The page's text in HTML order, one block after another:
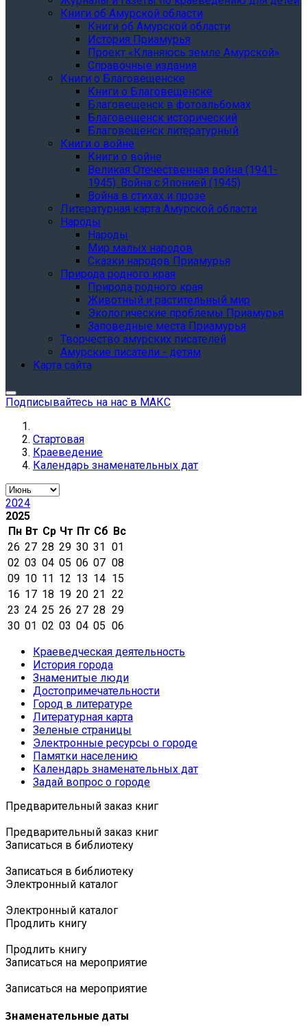
Книги об Амурской области
Книги об Амурской области
История Приамурья
Проект «Кланяюсь земле Амурской»
Справочные издания
Книги о Благовещенске
Книги о Благовещенске
Благовещенск в фотоальбомах
Благовещенск исторический
Благовещенск литературный
Книги о войне
Книги о войне
Великая Отечественная война (1941-
1945). Война с Японией (1945)
Война в стихах и прозе
Литературная карта Амурской области
Народы
Народы
Мир малых народов
Сказки народов Приамурья
Природа родного края
Природа родного края
Животный и растительный мир
Экологические проблемы Приамурья
Заповедные места Приамурья
Творчество амурских писателей
Амурские писатели - детям
Карта сайта
Подписывайтесь на нас в МАКС
Стартовая
Краеведение
Календарь знаменательных дат
2024
2025
Пн Вт Ср Чт Пт Сб Вс
26 27 28 29 30 31 01
02 03 04 05 06 07 08
09 10 11 12 13 14 15
16 17 18 19 20 21 22
23 24 25 26 27 28 29
30 01 02 03 04 05 06
Краеведческая деятельность
История города
Знаменитые люди
Достопримечательности
Город в литературе
Литературная карта
Зеленые страницы
Электронные ресурсы о городе
Памятки населению
Календарь знаменательных дат
Задай вопрос о городе
Предварительный заказ книг
Предварительный заказ книг
Записаться в библиотеку
Записаться в библиотеку
Электронный каталог
Электронный каталог
Продлить книгу
Продлить книгу
Записаться на мероприятие
Записаться на мероприятие
Знаменательные даты